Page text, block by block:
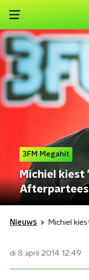
3FM Megahit
Michiel kiest
Afterpartees
Nieuws Michiel
di 8 april 2014 12:49